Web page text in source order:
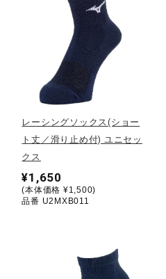
バレーボール
テニス／ソフトテニ
ソフトボール
レーシングソックス(ショー
ト丈／滑り止め付) ユニセッ
クス
¥1,650
(本体価格 ¥1,500)
品番 U2MXB011